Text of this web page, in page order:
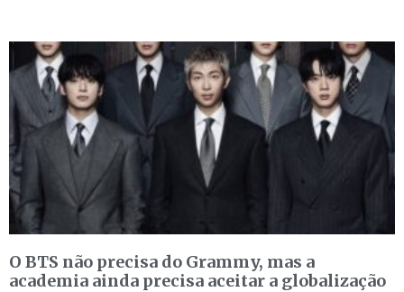
O BTS não precisa do Grammy, mas a
academia ainda precisa aceitar a globalização